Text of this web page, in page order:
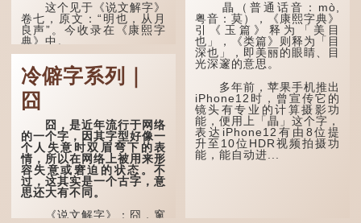
这个见于《说文解字》
卷七，原文：“明也，从月
良声”。今收录在《康熙字
典》中。
这个字，用法颇多。
“朤朤干坤，舍我其
谁。”干坤是《周易》中的
两个卦名，这里指天地、宇
宙等，形容政治清明，天下
太平！
“天空朤朤，任鸟儿高
飞。”也是指天清气明，鸟
儿可高飞。
“朤朤脆脆”就是形容办
事爽快干脆。我...
冷僻字系列｜
囧
囧，是近年流行于网络
的一个字，因其字型好像一
个人失意时双眉弯下的表
情，所以在网络上被用来形
容失意或窘迫的状态。不
过，这其实是一个古字，意
思还大有不同。
《说文解字》：囧，窻
瞐（普通话音：mò,
粤音：莫），《康熙字典》
引《玉篇》释为「美目
也」，《类篇》则释为「目
深也」，即美丽的眼睛、目
光深邃的意思。
多年前，苹果手机推出
iPhone12时，曾宣传它的
镜头有专业的计算摄影功
能，便用上「瞐」这个字，
表达iPhone12有由8位提
升至10位HDR视频拍摄功
能，能自动进...